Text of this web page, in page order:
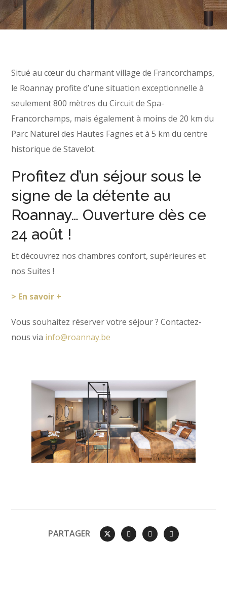
Situé au cœur du charmant village de Francorchamps,
le Roannay profite d’une situation exceptionnelle à
seulement 800 mètres du Circuit de Spa-
Francorchamps, mais également à moins de 20 km du
Parc Naturel des Hautes Fagnes et à 5 km du centre
historique de Stavelot.
Profitez d’un séjour sous le
signe de la détente au
Roannay… Ouverture dès ce
24 août !
Et découvrez nos chambres confort, supérieures et
nos Suites !
> En savoir +
Vous souhaitez réserver votre séjour ? Contactez-
nous via info@roannay.be
PARTAGER